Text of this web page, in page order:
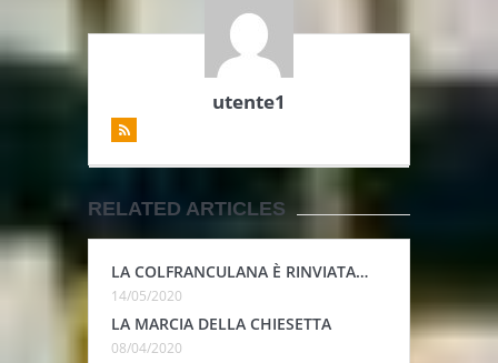
utente1
RELATED ARTICLES
LA COLFRANCULANA È RINVIATA…
14/05/2020
LA MARCIA DELLA CHIESETTA
08/04/2020